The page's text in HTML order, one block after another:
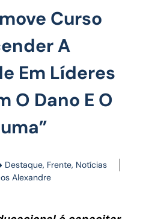
Curso
A
Em Líderes
O Dano E O
Destaque, Frente, Notícias
Alexandre